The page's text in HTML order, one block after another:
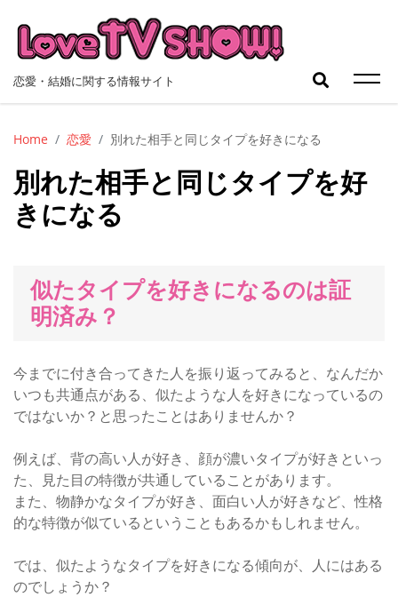
content
恋愛・結婚に関する情報サイト
検
索:
Home 恋愛 別れた相手と同じタイプを好きになる
別れた相手と同じタイプを好
きになる
似たタイプを好きになるのは証
明済み？
今までに付き合ってきた人を振り返ってみると、なんだか
いつも共通点がある、似たような人を好きになっているの
ではないか？と思ったことはありませんか？
例えば、背の高い人が好き、顔が濃いタイプが好きといっ
た、見た目の特徴が共通していることがあります。
また、物静かなタイプが好き、面白い人が好きなど、性格
的な特徴が似ているということもあるかもしれません。
では、似たようなタイプを好きになる傾向が、人にはある
のでしょうか？